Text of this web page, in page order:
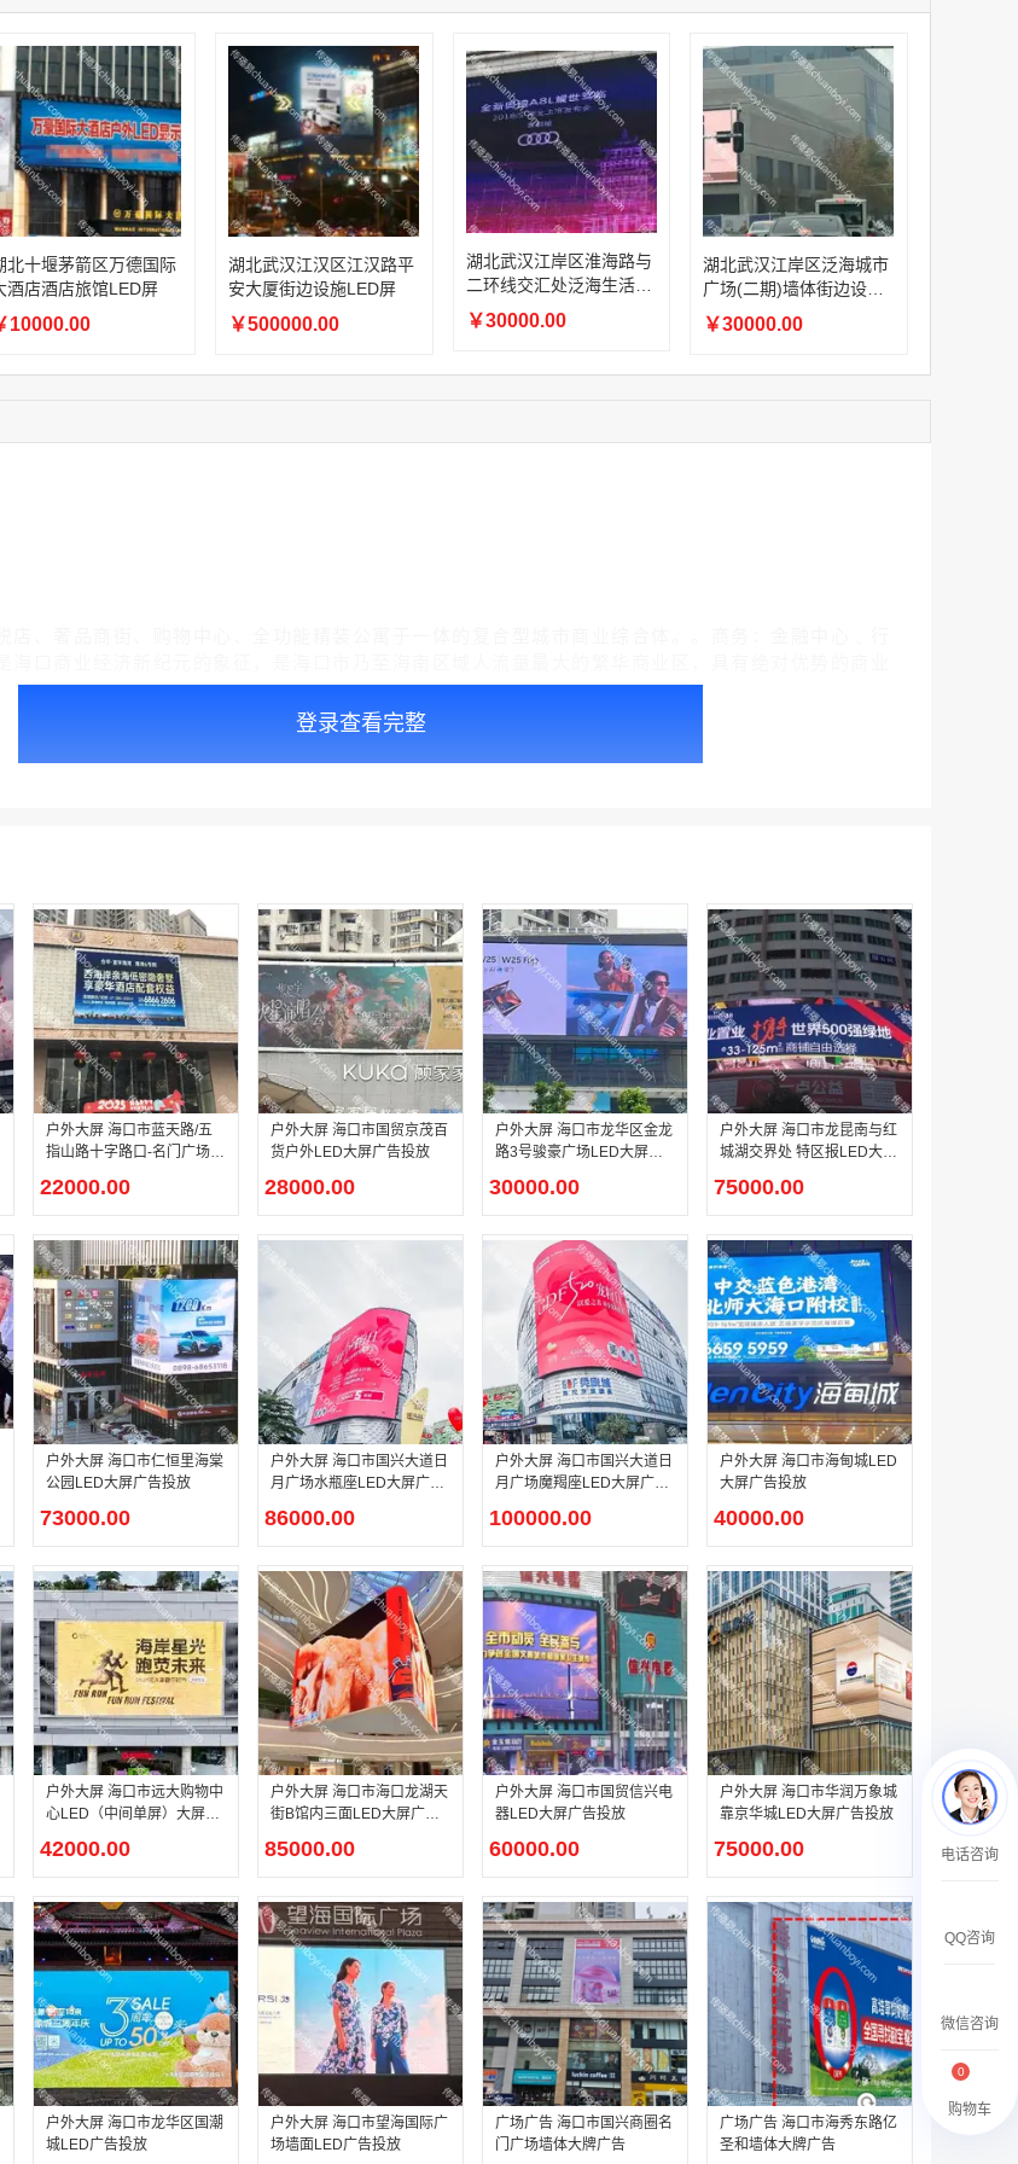
12:40:20 177****7961 联系了该媒体所在商家
181****8167 联系了该媒体所在商家
181****0078 联系了该媒体所在商家
13:50:54 192****2334 联系了该媒体所在商家
￥27600.00
香港双层巴士车身广告（含车顶）
￥77000.00
户外广告 天津社区道闸广告 天津小区道闸广告投放价格
￥1100.00
户外广告 河北社区道闸广告 河北小区道闸广告投放价格
￥1100.00
香港有轨双层旅游巴士车身广告
￥25300.00
香港签名广告有轨双层巴士车身广告
￥27600.00
北十堰茅箭区万德国际
酒店酒店旅馆LED屏
10000.00
湖北武汉江汉区江汉路平
安大厦街边设施LED屏
￥500000.00
湖北武汉江岸区淮海路与
二环线交汇处泛海生活广
场墙体街边设施LED屏
￥30000.00
湖北武汉江岸区泛海城市
广场(二期)墙体街边设施L
ED屏
￥30000.00
登录查看完整
户外大屏 海口市蓝天路/五
指山路十字路口-名门广场L
22000.00
户外大屏 海口市国贸京茂百
货户外LED大屏广告投放
28000.00
户外大屏 海口市龙华区金龙
路3号骏豪广场LED大屏广
30000.00
户外大屏 海口市龙昆南与红
城湖交界处 特区报LED大屏
75000.00
户外大屏 海口市仁恒里海棠
公园LED大屏广告投放
73000.00
户外大屏 海口市国兴大道日
月广场水瓶座LED大屏广告
86000.00
户外大屏 海口市国兴大道日
月广场魔羯座LED大屏广告
100000.00
户外大屏 海口市海甸城LED
大屏广告投放
40000.00
户外大屏 海口市远大购物中
心LED（中间单屏）大屏广
42000.00
户外大屏 海口市海口龙湖天
街B馆内三面LED大屏广告
85000.00
户外大屏 海口市国贸信兴电
器LED大屏广告投放
60000.00
户外大屏 海口市华润万象城
靠京华城LED大屏广告投放
75000.00
户外大屏 海口市龙华区国潮
城LED广告投放
户外大屏 海口市望海国际广
场墙面LED广告投放
广场广告 海口市国兴商圈名
门广场墙体大牌广告
广场广告 海口市海秀东路亿
圣和墙体大牌广告
电话咨询
QQ咨询
微信咨询
购物车
0